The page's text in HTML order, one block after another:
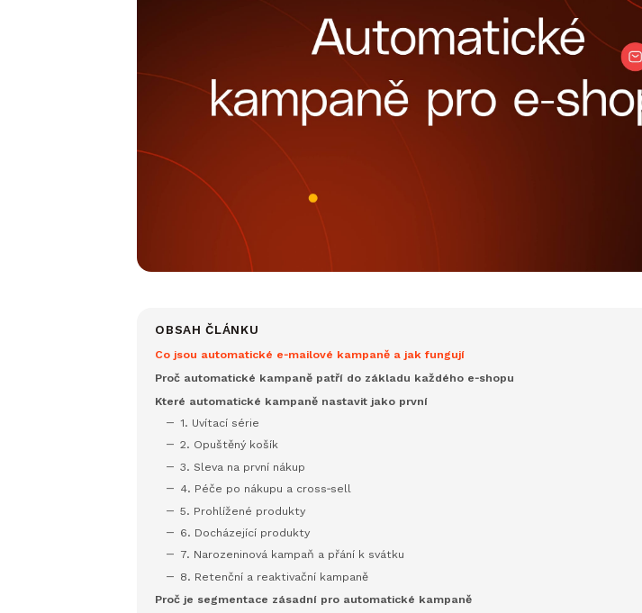
OBSAH ČLÁNKU
Co jsou automatické e‑mailové kampaně a jak fungují
Proč automatické kampaně patří do základu každého e‑shopu
Které automatické kampaně nastavit jako první
1. Uvítací série
2. Opuštěný košík
3. Sleva na první nákup
4. Péče po nákupu a cross‑sell
5. Prohlížené produkty
6. Docházející produkty
7. Narozeninová kampaň a přání k svátku
8. Retenční a reaktivační kampaně
Proč je segmentace zásadní pro automatické kampaně